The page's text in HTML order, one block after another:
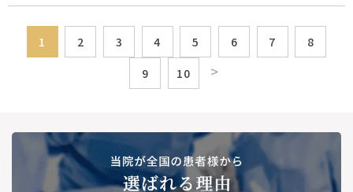
1 2 3 4 5 6 7
8
9
10 >